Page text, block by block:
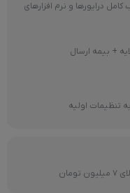
درایورها و نرم افزارهای
+ بیمه ارسال
تنظیمات اولیه